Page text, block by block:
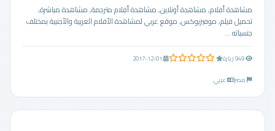
مشاهدة أفلام, مشاهدة أونلاين, مشاهدة أفلام مترجمة, مشاهدة مباشرة,
تحميل فيلم, موفيزبوكس, موقع عربي لمشاهدة الأفلام العربية والأجنبية بمختلف
جنسياته ...
0.0 من 5 نجوم
مصر
عربي